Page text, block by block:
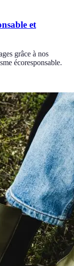
et
grâce à nos
écoresponsable.